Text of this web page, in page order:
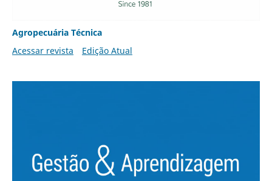
Agropecuária Técnica
Acessar revista
Edição Atual